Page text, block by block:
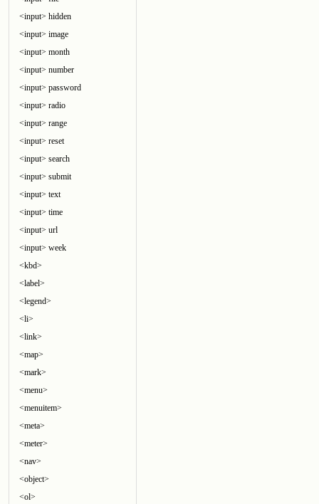
<input> hidden
<input> image
<input> month
<input> number
<input> password
<input> radio
<input> range
<input> reset
<input> search
<input> submit
<input> text
<input> time
<input> url
<input> week
<kbd>
<label>
<legend>
<li>
<link>
<map>
<mark>
<menu>
<menuitem>
<meta>
<meter>
<nav>
<object>
<ol>